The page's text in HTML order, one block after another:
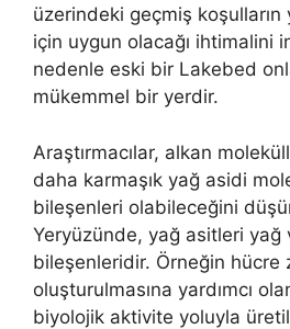
üzerindeki geçmiş koşulların
için uygun olacağı ihtimalini
nedenle eski bir Lakebed
mükemmel bir yerdir.
Araştırmacılar, alkan
daha karmaşık yağ asidi
bileşenleri olabileceğini
Yeryüzünde, yağ asitleri yağ
bileşenleridir. Örneğin hücre
oluşturulmasına yardımcı
biyolojik aktivite yoluyla